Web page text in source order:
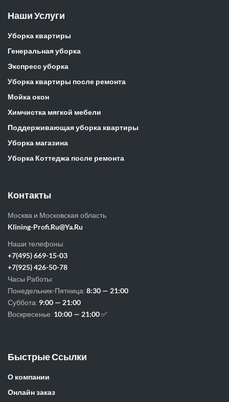
Наши Услуги
Уборка квартиры
Генеральная уборка
Экспресс уборка
Уборка квартиры после ремонта
Мойка окон
Химчистка мягкой мебели
Поддерживающая уборка квартиры
Уборка магазина
Уборка Коттеджа после ремонта
Контакты
Москва и Московская область
Klining-Profi.Ru@Ya.Ru
Наши телефоны:
+7(495) 669-15-03
+7(925) 426-50-78
Часы Работы:
Понедельник-Пятница:8:30 — 21:00
Суббота: 9:00 — 21:00
Воскресенье: 10:00 — 21:00✅
Быстрые Ссылки
О компании
Онлайн заказ